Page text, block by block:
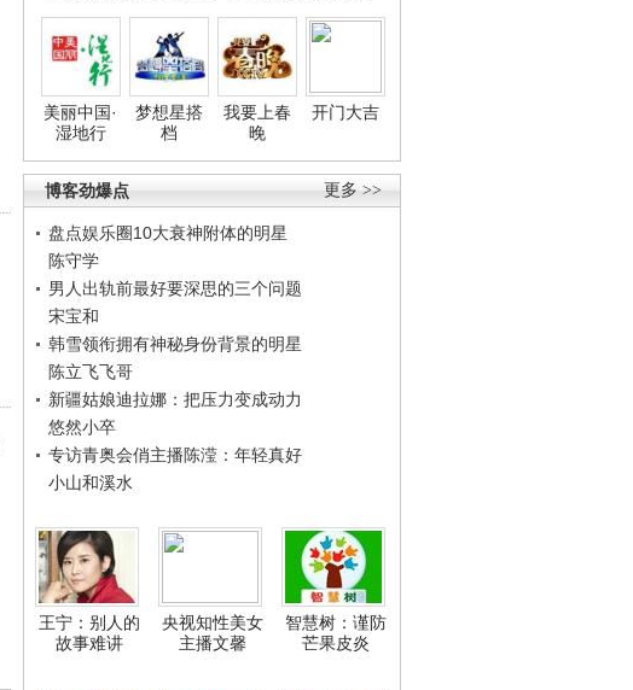
美丽中国·
湿地行
梦想星搭
档
我要上春
晚
开门大吉
更多 >>
博客劲爆点
盘点娱乐圈10大衰神附体的明星
陈守学
男人出轨前最好要深思的三个问题
宋宝和
韩雪领衔拥有神秘身份背景的明星
陈立飞飞哥
新疆姑娘迪拉娜：把压力变成动力
悠然小卒
专访青奥会俏主播陈滢：年轻真好
小山和溪水
王宁：别人的
故事难讲
央视知性美女
主播文馨
智慧树：谨防
芒果皮炎